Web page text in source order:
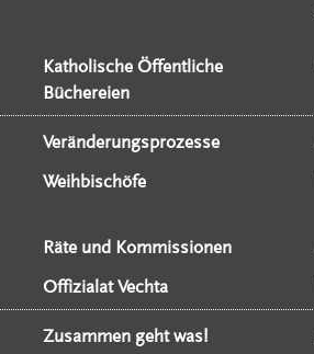
Katholische Öffentliche
Büchereien
Veränderungsprozesse
Weihbischöfe
Räte und Kommissionen
Offizialat Vechta
Zusammen geht was!